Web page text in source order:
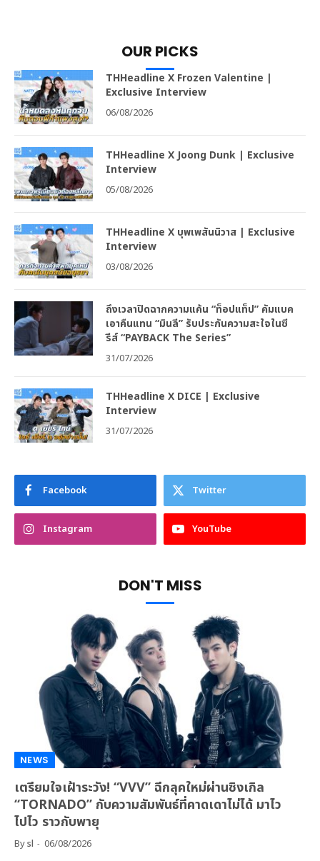
OUR PICKS
THHeadline X Frozen Valentine |
Exclusive Interview
06/08/2026
THHeadline X Joong Dunk | Exclusive
Interview
05/08/2026
THHeadline X บุพเพสันนิวาส | Exclusive
Interview
03/08/2026
ถึงเวลาปิดฉากความแค้น “ท็อปแท็ป” คัมแบค
เอาคืนแทน “มินลี” รับประกันความสะใจในซี
รีส์ “PAYBACK The Series”
31/07/2026
THHeadline X DICE | Exclusive
Interview
31/07/2026
Facebook Twitter
Instagram YouTube
DON'T MISS
NEWS
เตรียมใจเฝ้าระวัง! “VVV” ฉีกลุคใหม่ผ่านซิงเกิล
“TORNADO” กับความสัมพันธ์ที่คาดเดาไม่ได้ มาไว
ไปไว ราวกับพายุ
Bysl 06/08/2026